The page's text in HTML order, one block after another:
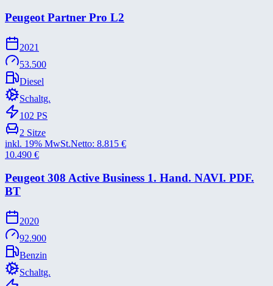
Peugeot Partner Pro L2
2021
53.500
Diesel
Schaltg.
102 PS
2 Sitze
inkl. 19% MwSt.Netto: 8.815 €
10.490 €
Peugeot 308 Active Business 1. Hand. NAVI. PDF.
BT
2020
92.900
Benzin
Schaltg.